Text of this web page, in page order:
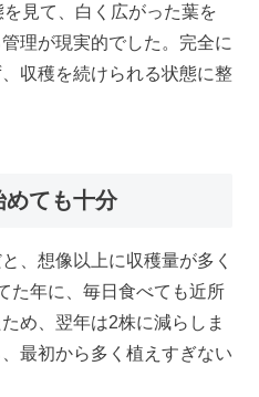
見て、白く広がった葉を
理が現実的でした。完全に
収穫を続けられる状態に整
めても十分
、想像以上に収穫量が多く
た年に、毎日食べても近所
め、翌年は2株に減らしま
最初から多く植えすぎない